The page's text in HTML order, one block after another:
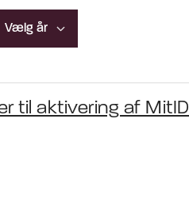
til aktivering af